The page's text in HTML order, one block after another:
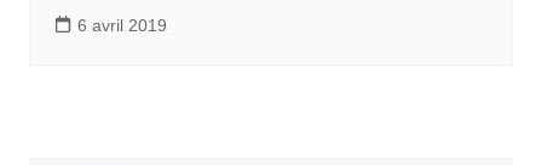
6 avril 2019